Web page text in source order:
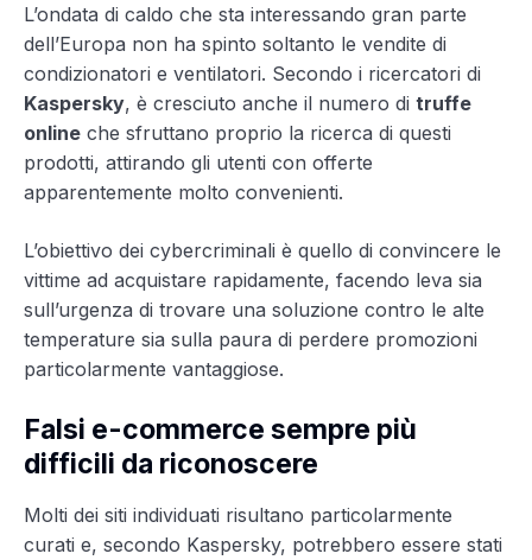
L’ondata di caldo che sta interessando gran parte
dell’Europa non ha spinto soltanto le vendite di
condizionatori e ventilatori. Secondo i ricercatori di
Kaspersky, è cresciuto anche il numero di truffe
online che sfruttano proprio la ricerca di questi
prodotti, attirando gli utenti con offerte
apparentemente molto convenienti.
L’obiettivo dei cybercriminali è quello di convincere le
vittime ad acquistare rapidamente, facendo leva sia
sull’urgenza di trovare una soluzione contro le alte
temperature sia sulla paura di perdere promozioni
particolarmente vantaggiose.
Falsi e-commerce sempre più
difficili da riconoscere
Molti dei siti individuati risultano particolarmente
curati e, secondo Kaspersky, potrebbero essere stati